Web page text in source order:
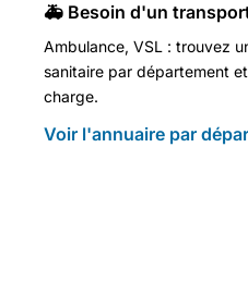
🚑 Besoin d'un
Ambulance, VSL : trouvez
sanitaire par département
charge.
Voir l'annuaire par